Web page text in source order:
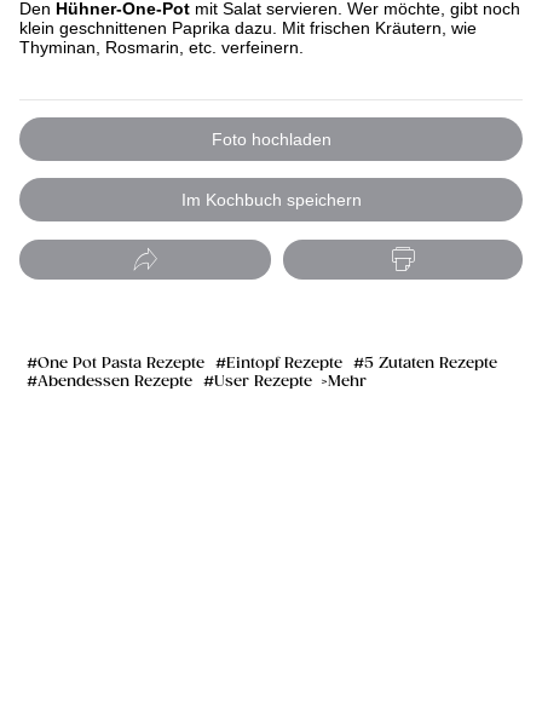
Den Hühner-One-Pot mit Salat servieren. Wer möchte, gibt noch
klein geschnittenen Paprika dazu. Mit frischen Kräutern, wie
Thyminan, Rosmarin, etc. verfeinern.
Foto hochladen
Im Kochbuch speichern
One Pot Pasta Rezepte Eintopf Rezepte
5 Zutaten Rezepte
Abendessen Rezepte
User Rezepte Mehr